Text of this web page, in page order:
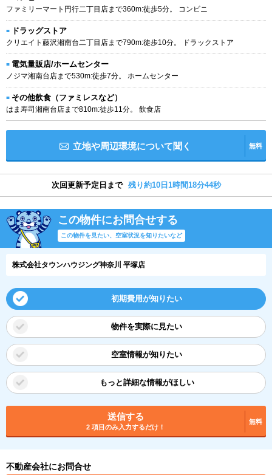
ファミリーマート円行二丁目店まで360m:徒歩5分。 コンビニ
ドラッグストア
クリエイト藤沢湘南台二丁目店まで790m:徒歩10分。 ドラックストア
電気量販店/ホームセンター
ノジマ湘南台店まで530m:徒歩7分。 ホームセンター
その他飲食（ファミレスなど）
はま寿司湘南台店まで810m:徒歩11分。 飲食店
立地や周辺環境について聞く 無料
次回更新予定日まで 残り約10日1時間18分43秒
この物件にお問合せする
この物件を見たい、空室状況を知りたいなど
株式会社タウンハウジング神奈川 平塚店
初期費用が知りたい
物件を実際に見たい
空室情報が知りたい
もっと詳細な情報がほしい
送信する
2 項目のみ入力するだけ！
無料
不動産会社にお問合せ